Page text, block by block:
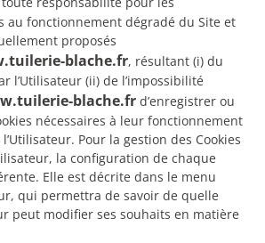
au fonctionnement dégradé du Site et
proposés
blache.fr, résultant (i) du
l’Utilisateur (ii) de l’impossibilité
blache.fr d’enregistrer ou
nécessaires à leur fonctionnement
Pour la gestion des Cookies
la configuration de chaque
Elle est décrite dans le menu
qui permettra de savoir de quelle
peut modifier ses souhaits en matière